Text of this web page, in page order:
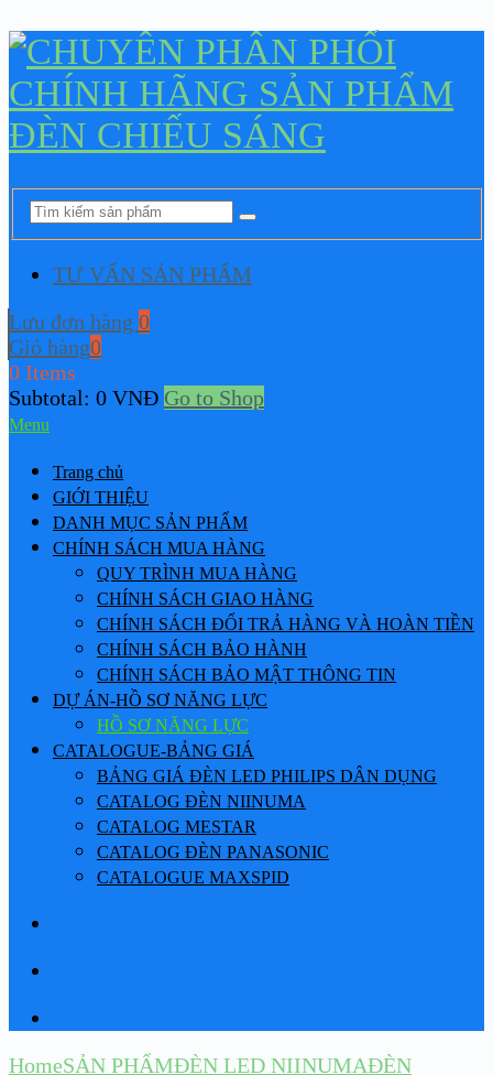
TƯ VẤN SẢN PHẨM
Lưu đơn hàng 0
Giỏ hàng0
0 Items
Subtotal: 0 VNĐ Go to Shop
Menu
Trang chủ
GIỚI THIỆU
DANH MỤC SẢN PHẨM
CHÍNH SÁCH MUA HÀNG
QUY TRÌNH MUA HÀNG
CHÍNH SÁCH GIAO HÀNG
CHÍNH SÁCH ĐỔI TRẢ HÀNG VÀ HOÀN TIỀN
CHÍNH SÁCH BẢO HÀNH
CHÍNH SÁCH BẢO MẬT THÔNG TIN
DỰ ÁN-HỒ SƠ NĂNG LỰC
HỒ SƠ NĂNG LỰC
CATALOGUE-BẢNG GIÁ
BẢNG GIÁ ĐÈN LED PHILIPS DÂN DỤNG
CATALOG ĐÈN NIINUMA
CATALOG MESTAR
CATALOG ĐÈN PANASONIC
CATALOGUE MAXSPID
HomeSẢN PHẨMĐÈN LED NIINUMAĐÈN